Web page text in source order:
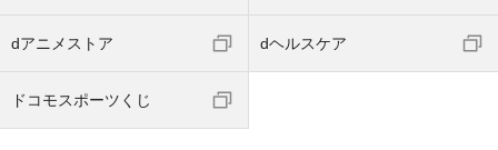
dアニメストア dヘルスケア
ドコモスポーツくじ